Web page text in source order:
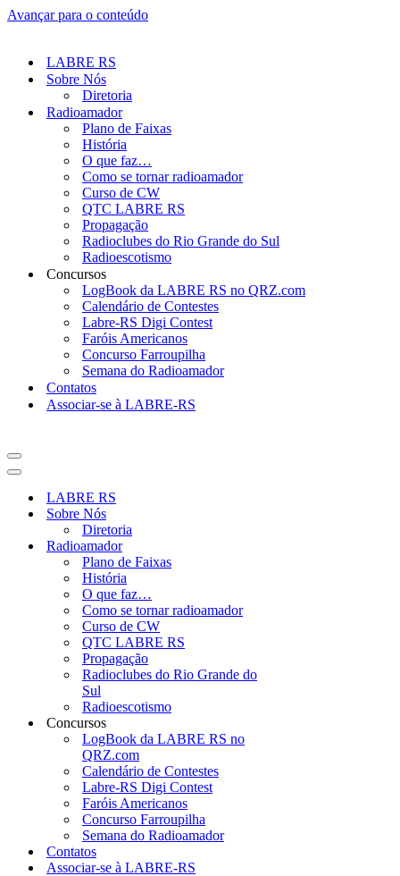
Avançar para o conteúdo
LABRE RS
Sobre Nós
Diretoria
Radioamador
Plano de Faixas
História
O que faz…
Como se tornar radioamador
Curso de CW
QTC LABRE RS
Propagação
Radioclubes do Rio Grande do Sul
Radioescotismo
Concursos
LogBook da LABRE RS no QRZ.com
Calendário de Contestes
Labre-RS Digi Contest
Faróis Americanos
Concurso Farroupilha
Semana do Radioamador
Contatos
Associar-se à LABRE-RS
Menu
de
Menu
navegaçãoLABRE RS
Sobre Nós
Diretoria
Radioamador
Plano de Faixas
História
O que faz…
Como se tornar radioamador
Curso de CW
QTC LABRE RS
Propagação
Radioclubes do Rio Grande do
Sul
Radioescotismo
Concursos
LogBook da LABRE RS no
QRZ.com
Calendário de Contestes
Labre-RS Digi Contest
Faróis Americanos
Concurso Farroupilha
Semana do Radioamador
Contatos
Associar-se à LABRE-RS